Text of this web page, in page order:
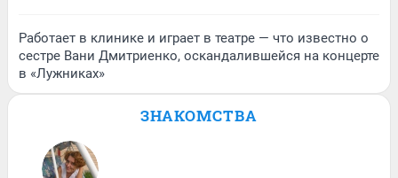
Работает в клинике и играет в театре — что известно о
сестре Вани Дмитриенко, оскандалившейся на концерте
в «Лужниках»
ЗНАКОМСТВА